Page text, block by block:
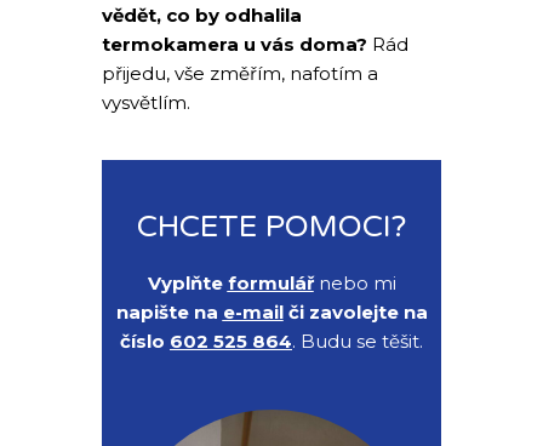
vědět, co by odhalila
termokamera u vás doma? Rád
přijedu, vše změřím, nafotím a
vysvětlím.
CHCETE POMOCI?
Vyplňte formulářnebo mi
napište na e-mailči zavolejte na
číslo 602 525 864. Budu se těšit.